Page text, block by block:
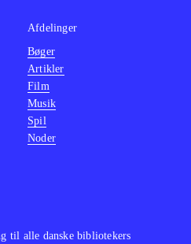
til alle danske bibliotekers
Afdelinger
Bøger
Artikler
Film
Musik
Spil
Noder